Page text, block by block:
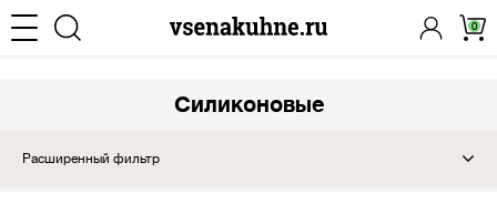
0
Силиконовые
Расширенный фильтр